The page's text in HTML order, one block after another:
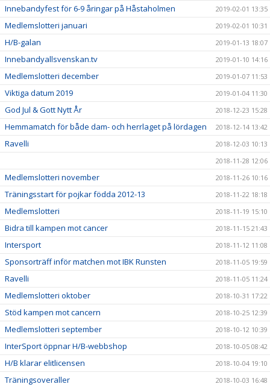
Innebandyfest för 6-9 åringar på Håstaholmen 2019-02-01 13:35
Medlemslotteri januari 2019-02-01 10:31
H/B-galan 2019-01-13 18:07
Innebandyallsvenskan.tv 2019-01-10 14:16
Medlemslotteri december 2019-01-07 11:53
Viktiga datum 2019 2019-01-04 11:30
God Jul & Gott Nytt År 2018-12-23 15:28
Hemmamatch för både dam- och herrlaget på lördagen 2018-12-14 13:42
Ravelli
2018-12-03 10:13
2018-11-28 12:06
Medlemslotteri november 2018-11-26 10:16
Träningsstart för pojkar födda 2012-13 2018-11-22 18:18
Medlemslotteri 2018-11-19 15:10
Bidra till kampen mot cancer 2018-11-15 21:43
Intersport 2018-11-12 11:08
Sponsorträff inför matchen mot IBK Runsten 2018-11-05 19:59
Ravelli 2018-11-05 11:24
Medlemslotteri oktober 2018-10-31 17:22
Stöd kampen mot cancern 2018-10-25 12:39
Medlemslotteri september 2018-10-12 10:39
InterSport öppnar H/B-webbshop 2018-10-05 08:42
H/B klarar elitlicensen 2018-10-04 19:10
Träningsoveraller 2018-10-03 16:48